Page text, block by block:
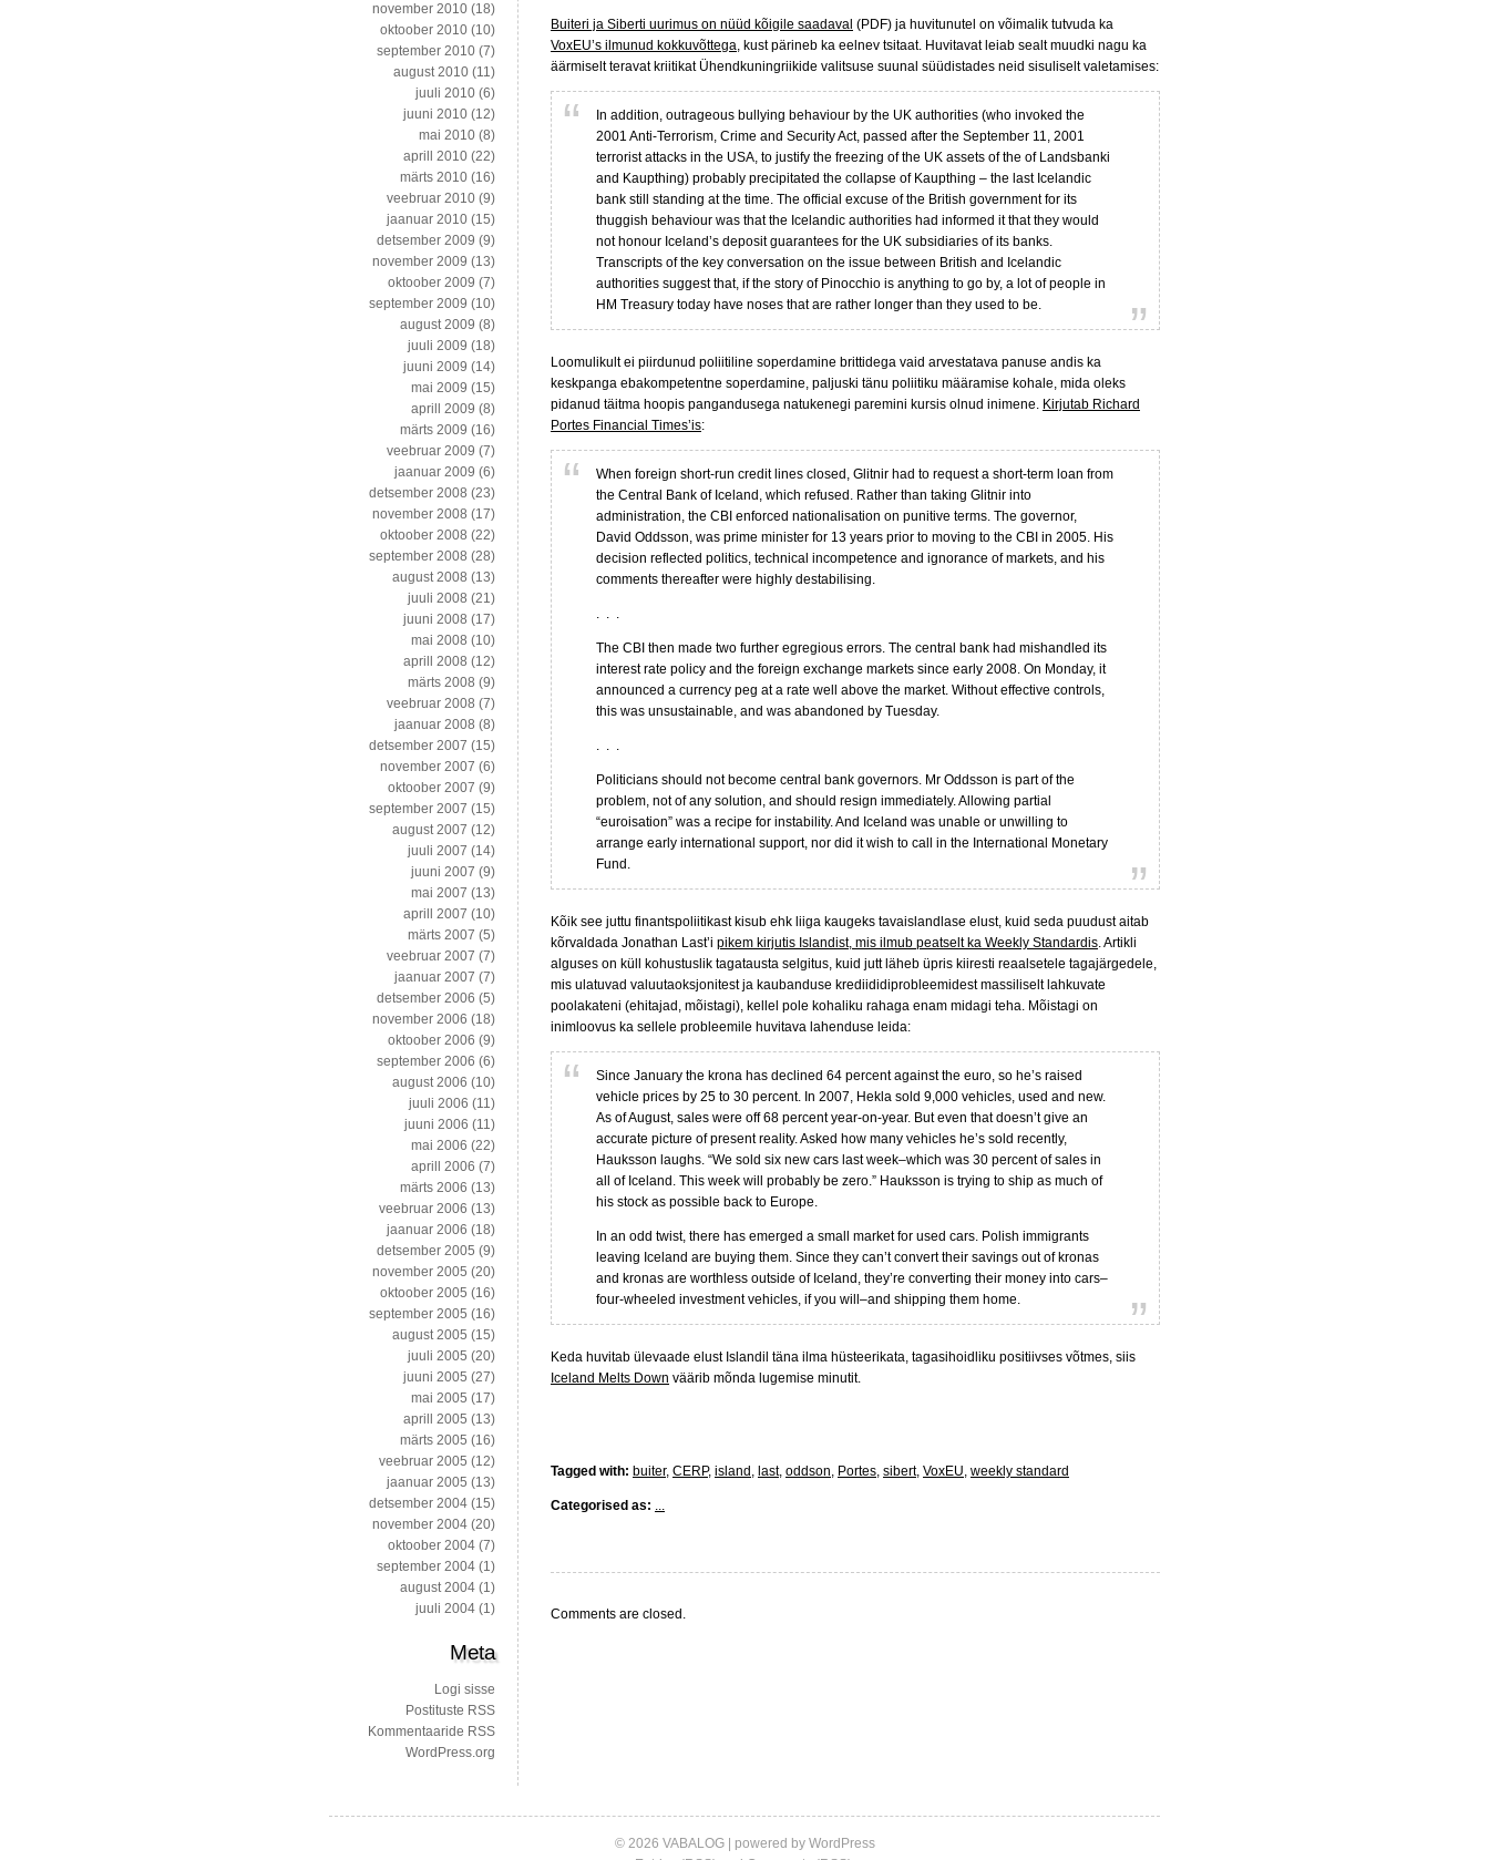
Buiteri ja Siberti uurimus on nüüd kõigile saadaval (PDF) ja huvitunutel on võimalik tutvuda ka
VoxEU’s ilmunud kokkuvõttega, kust pärineb ka eelnev tsitaat. Huvitavat leiab sealt muudki nagu ka
äärmiselt teravat kriitikat Ühendkuningriikide valitsuse suunal süüdistades neid sisuliselt valetamises:
In addition, outrageous bullying behaviour by the UK authorities (who invoked the
2001 Anti-Terrorism, Crime and Security Act, passed after the September 11, 2001
terrorist attacks in the USA, to justify the freezing of the UK assets of the of Landsbanki
and Kaupthing) probably precipitated the collapse of Kaupthing – the last Icelandic
bank still standing at the time. The official excuse of the British government for its
thuggish behaviour was that the Icelandic authorities had informed it that they would
not honour Iceland’s deposit guarantees for the UK subsidiaries of its banks.
Transcripts of the key conversation on the issue between British and Icelandic
authorities suggest that, if the story of Pinocchio is anything to go by, a lot of people in
HM Treasury today have noses that are rather longer than they used to be.
Loomulikult ei piirdunud poliitiline soperdamine brittidega vaid arvestatava panuse andis ka
keskpanga ebakompetentne soperdamine, paljuski tänu poliitiku määramise kohale, mida oleks
pidanud täitma hoopis pangandusega natukenegi paremini kursis olnud inimene. Kirjutab Richard
Portes Financial Times’is:
When foreign short-run credit lines closed, Glitnir had to request a short-term loan from
the Central Bank of Iceland, which refused. Rather than taking Glitnir into
administration, the CBI enforced nationalisation on punitive terms. The governor,
David Oddsson, was prime minister for 13 years prior to moving to the CBI in 2005. His
decision reflected politics, technical incompetence and ignorance of markets, and his
comments thereafter were highly destabilising.
. . .
The CBI then made two further egregious errors. The central bank had mishandled its
interest rate policy and the foreign exchange markets since early 2008. On Monday, it
announced a currency peg at a rate well above the market. Without effective controls,
this was unsustainable, and was abandoned by Tuesday.
. . .
Politicians should not become central bank governors. Mr Oddsson is part of the
problem, not of any solution, and should resign immediately. Allowing partial
“euroisation” was a recipe for instability. And Iceland was unable or unwilling to
arrange early international support, nor did it wish to call in the International Monetary
Fund.
Kõik see juttu finantspoliitikast kisub ehk liiga kaugeks tavaislandlase elust, kuid seda puudust aitab
kõrvaldada Jonathan Last’i pikem kirjutis Islandist, mis ilmub peatselt ka Weekly Standardis. Artikli
alguses on küll kohustuslik tagatausta selgitus, kuid jutt läheb üpris kiiresti reaalsetele tagajärgedele,
mis ulatuvad valuutaoksjonitest ja kaubanduse krediididiprobleemidest massiliselt lahkuvate
poolakateni (ehitajad, mõistagi), kellel pole kohaliku rahaga enam midagi teha. Mõistagi on
inimloovus ka sellele probleemile huvitava lahenduse leida:
Since January the krona has declined 64 percent against the euro, so he’s raised
vehicle prices by 25 to 30 percent. In 2007, Hekla sold 9,000 vehicles, used and new.
As of August, sales were off 68 percent year-on-year. But even that doesn’t give an
accurate picture of present reality. Asked how many vehicles he’s sold recently,
Hauksson laughs. “We sold six new cars last week–which was 30 percent of sales in
all of Iceland. This week will probably be zero.” Hauksson is trying to ship as much of
his stock as possible back to Europe.
In an odd twist, there has emerged a small market for used cars. Polish immigrants
leaving Iceland are buying them. Since they can’t convert their savings out of kronas
and kronas are worthless outside of Iceland, they’re converting their money into cars–
four-wheeled investment vehicles, if you will–and shipping them home.
Keda huvitab ülevaade elust Islandil täna ilma hüsteerikata, tagasihoidliku positiivses võtmes, siis
Iceland Melts Down väärib mõnda lugemise minutit.
Tagged with: buiter, CERP, island , last, oddson, Portes, sibert, VoxEU, weekly standard
Categorised as: ...
Comments are closed.
november 2010 (18)
oktoober 2010 (10)
september 2010 (7)
august 2010 (11)
juuli 2010 (6)
juuni 2010 (12)
mai 2010 (8)
aprill 2010 (22)
märts 2010 (16)
veebruar 2010 (9)
jaanuar 2010 (15)
detsember 2009 (9)
november 2009 (13)
oktoober 2009 (7)
september 2009 (10)
august 2009 (8)
juuli 2009 (18)
juuni 2009 (14)
mai 2009 (15)
aprill 2009 (8)
märts 2009 (16)
veebruar 2009 (7)
jaanuar 2009 (6)
detsember 2008 (23)
november 2008 (17)
oktoober 2008 (22)
september 2008 (28)
august 2008 (13)
juuli 2008 (21)
juuni 2008 (17)
mai 2008 (10)
aprill 2008 (12)
märts 2008 (9)
veebruar 2008 (7)
jaanuar 2008 (8)
detsember 2007 (15)
november 2007 (6)
oktoober 2007 (9)
september 2007 (15)
august 2007 (12)
juuli 2007 (14)
juuni 2007 (9)
mai 2007 (13)
aprill 2007 (10)
märts 2007 (5)
veebruar 2007 (7)
jaanuar 2007 (7)
detsember 2006 (5)
november 2006 (18)
oktoober 2006 (9)
september 2006 (6)
august 2006 (10)
juuli 2006 (11)
juuni 2006 (11)
mai 2006 (22)
aprill 2006 (7)
märts 2006 (13)
veebruar 2006 (13)
jaanuar 2006 (18)
detsember 2005 (9)
november 2005 (20)
oktoober 2005 (16)
september 2005 (16)
august 2005 (15)
juuli 2005 (20)
juuni 2005 (27)
mai 2005 (17)
aprill 2005 (13)
märts 2005 (16)
veebruar 2005 (12)
jaanuar 2005 (13)
detsember 2004 (15)
november 2004 (20)
oktoober 2004 (7)
september 2004 (1)
august 2004 (1)
juuli 2004 (1)
Meta
Logi sisse
Postituste RSS
Kommentaaride RSS
WordPress.org
© 2026 VABALOG | powered by WordPress